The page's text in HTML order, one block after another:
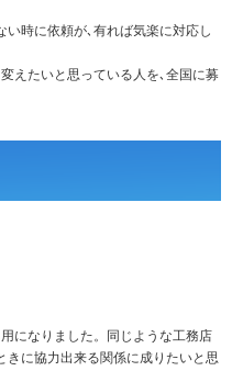
い時に依頼が､有れば気楽に対応し
えたいと思っている人を､全国に募
になりました。同じような工務店
きに協力出来る関係に成りたいと思